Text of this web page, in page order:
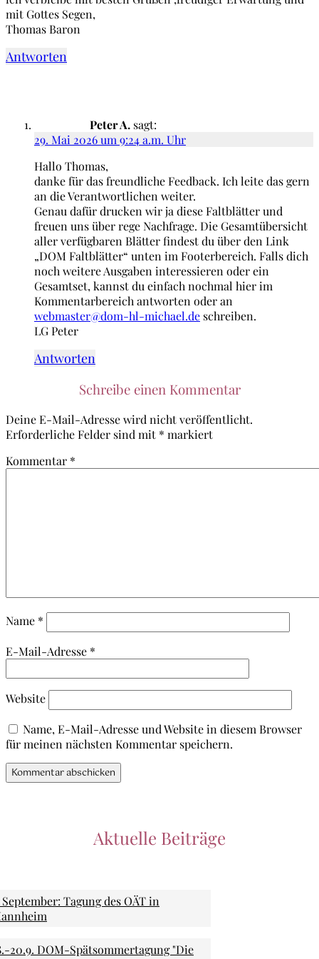
mit Gottes Segen,
Thomas Baron
Antworten
Peter A. sagt:
29. Mai 2026 um 9:24 a.m. Uhr
Hallo Thomas,
danke für das freundliche Feedback. Ich leite das gern
an die Verantwortlichen weiter.
Genau dafür drucken wir ja diese Faltblätter und
freuen uns über rege Nachfrage. Die Gesamtübersicht
aller verfügbaren Blätter findest du über den Link
„DOM Faltblätter“ unten im Footerbereich. Falls dich
noch weitere Ausgaben interessieren oder ein
Gesamtset, kannst du einfach nochmal hier im
Kommentarbereich antworten oder an
webmaster@dom-hl-michael.de schreiben.
LG Peter
Antworten
Schreibe einen Kommentar
Deine E-Mail-Adresse wird nicht veröffentlicht.
Erforderliche Felder sind mit * markiert
Kommentar *
Name *
E-Mail-Adresse *
Website
Name, E-Mail-Adresse und Website in diesem Browser
für meinen nächsten Kommentar speichern.
Aktuelle Beiträge
September: Tagung des OÄT in
20.9. DOM-Spätsommertagung "Die